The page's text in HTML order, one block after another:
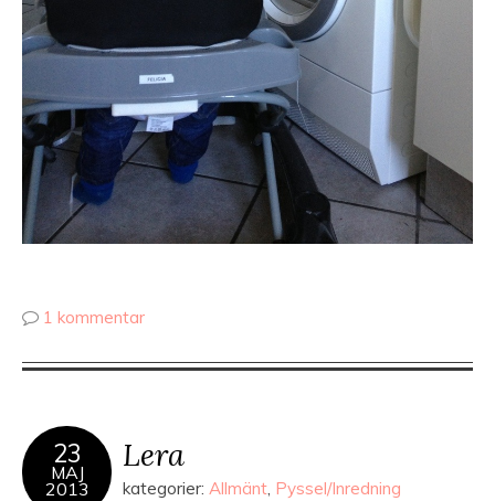
1 kommentar
23
MAJ
2013
Lera
kategorier: Allmänt Pyssel/Inredning